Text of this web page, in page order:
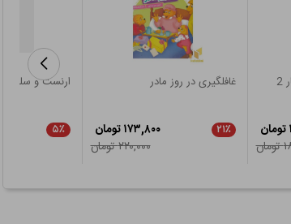
2 غافلگیری در روز مادر
۲۱٪
۱۷۳,۸۰۰ تومان
۲۲۰,۰۰۰ تومان
ارنست و
۵٪